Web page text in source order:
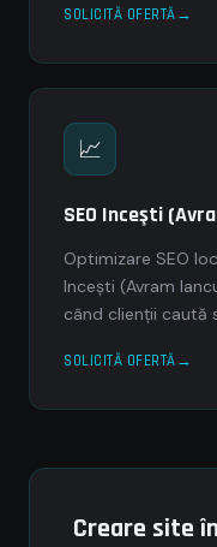
SOLICITĂ OFERTĂ
📈
SEO Inceşti
Optimizare SEO
Inceşti (Avram
când clienții caută
SOLICITĂ OFERTĂ
Creare site